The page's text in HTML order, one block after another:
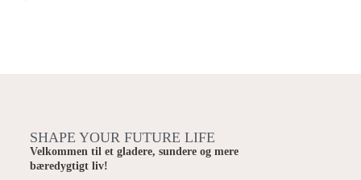
SHAPE YOUR FUTURE LIFE
Velkommen til et gladere, sundere og mere
bæredygtigt liv!